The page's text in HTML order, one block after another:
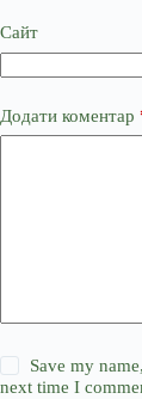
Сайт
Додати коментар
Save my
next time I